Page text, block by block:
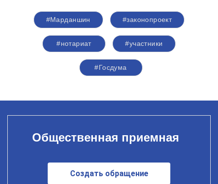
#Марданшин #законопроект
#нотариат #участники
#Госдума
Общественная приемная
Создать обращение